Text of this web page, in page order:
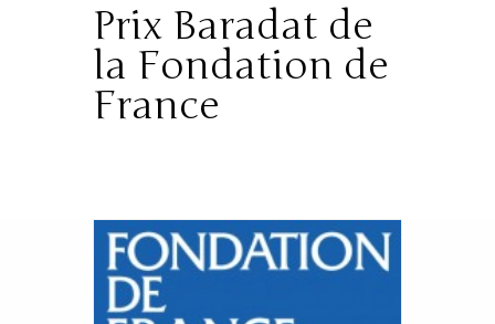
Prix Baradat de
la Fondation de
France